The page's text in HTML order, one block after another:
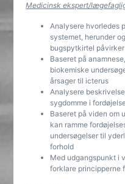
Medicinsk ekspert/
Analysere hvorledes
systemet, herunder
bugspytkirtel
Baseret på
biokemiske
årsager til icterus
Analysere
sygdomme i
Baseret på viden om
kan ramme
undersøgelser til
forhold
Med udgangspunkt i
forklare principperne